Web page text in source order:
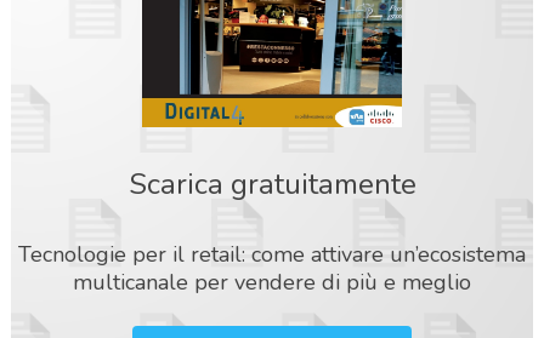
Scarica gratuitamente
Tecnologie per il retail: come attivare un’ecosistema
multicanale per vendere di più e meglio